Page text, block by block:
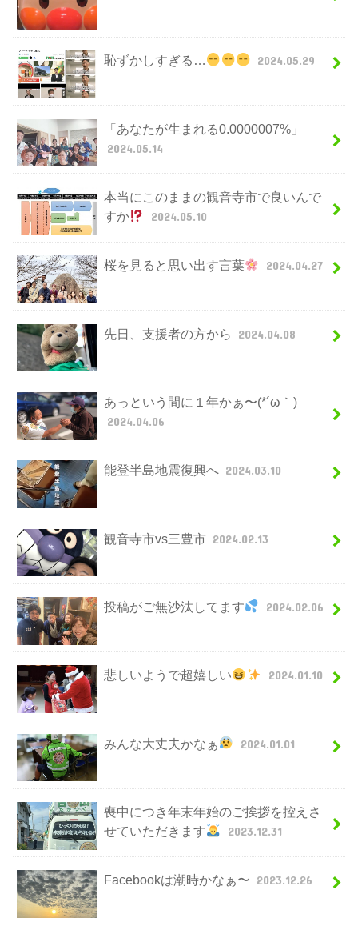
恥ずかしすぎる… 2024.05.29
「あなたが生まれる0.0000007%」
2024.05.14
本当にこのままの観音寺市で良いんで
すか
2024.05.10
桜を見ると思い出す言葉 2024.04.27
先日、支援者の方から 2024.04.08
あっという間に１年かぁ〜(*´ω｀)
2024.04.06
能登半島地震復興へ 2024.03.10
観音寺市vs三豊市 2024.02.13
投稿がご無沙汰してます 2024.02.06
悲しいようで超嬉しい 2024.01.10
みんな大丈夫かなぁ 2024.01.01
喪中につき年末年始のご挨拶を控えさ
せていただきます
2023.12.31
Facebookは潮時かなぁ〜 2023.12.26